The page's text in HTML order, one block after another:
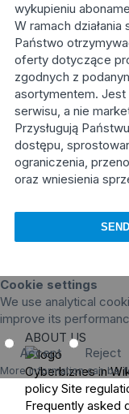
wykupieniu
W ramach działania
Państwo
oferty dotyczące
zgodnych z
asortymentem. Jest
serwisu, a nie
Przysługują
dostępu,
ograniczenia,
oraz wniesienia
Cookie settings
We use analytical
improve its
Accept Reject
More information can be
ABOUT US
Cyberbiznes in
policy Site
Frequently asked